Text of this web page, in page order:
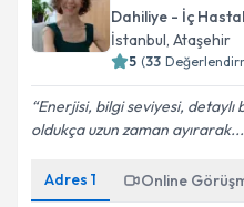
Dahiliye - İç
İstanbul, Ataşehir
5 (33
Enerjisi, bilgi seviyesi, detaylı
oldukça uzun zaman ayırarak...
Adres 1 Online